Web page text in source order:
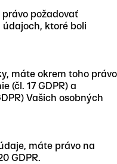
právo požadovať
ktoré boli
máte okrem toho právo
(čl. 17 GDPR) a
Vašich osobných
máte právo na
GDPR.